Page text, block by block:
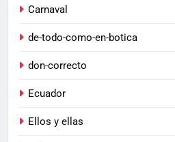
Carnaval
de-todo-como-en-botica
don-correcto
Ecuador
Ellos y ellas